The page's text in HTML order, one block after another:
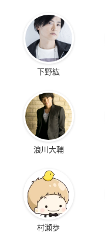
下野紘
浪川大輔
村瀬歩